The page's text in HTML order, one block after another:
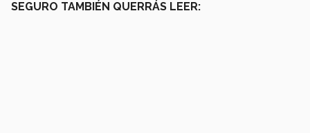
SEGURO TAMBIÉN QUERRÁS LEER: